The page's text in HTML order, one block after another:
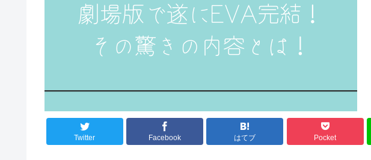
Twitter Facebook はてブ Pocket